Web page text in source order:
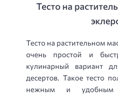
Тесто на
Тесто на растительном
очень простой и
кулинарный вариант
десертов. Такое тесто
нежным и